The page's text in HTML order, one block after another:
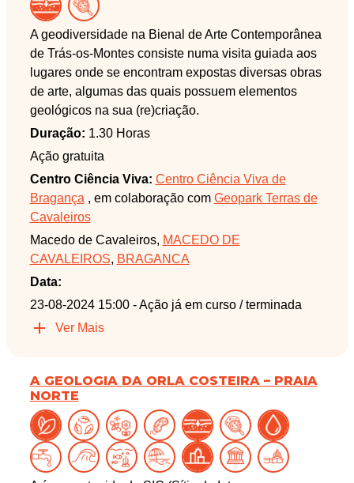
A geodiversidade na Bienal de Arte Contemporânea
de Trás-os-Montes consiste numa visita guiada aos
lugares onde se encontram expostas diversas obras
de arte, algumas das quais possuem elementos
geológicos na sua (re)criação.
Duração: 1.30 Horas
Ação gratuita
Centro Ciência Viva: Centro Ciência Viva de
Bragança , em colaboração com Geopark Terras de
Cavaleiros
Macedo de Cavaleiros, MACEDO DE
CAVALEIROS, BRAGANCA
Data:
23-08-2024 15:00 - Ação já em curso / terminada
Ver Mais
A GEOLOGIA DA ORLA COSTEIRA – PRAIA
NORTE